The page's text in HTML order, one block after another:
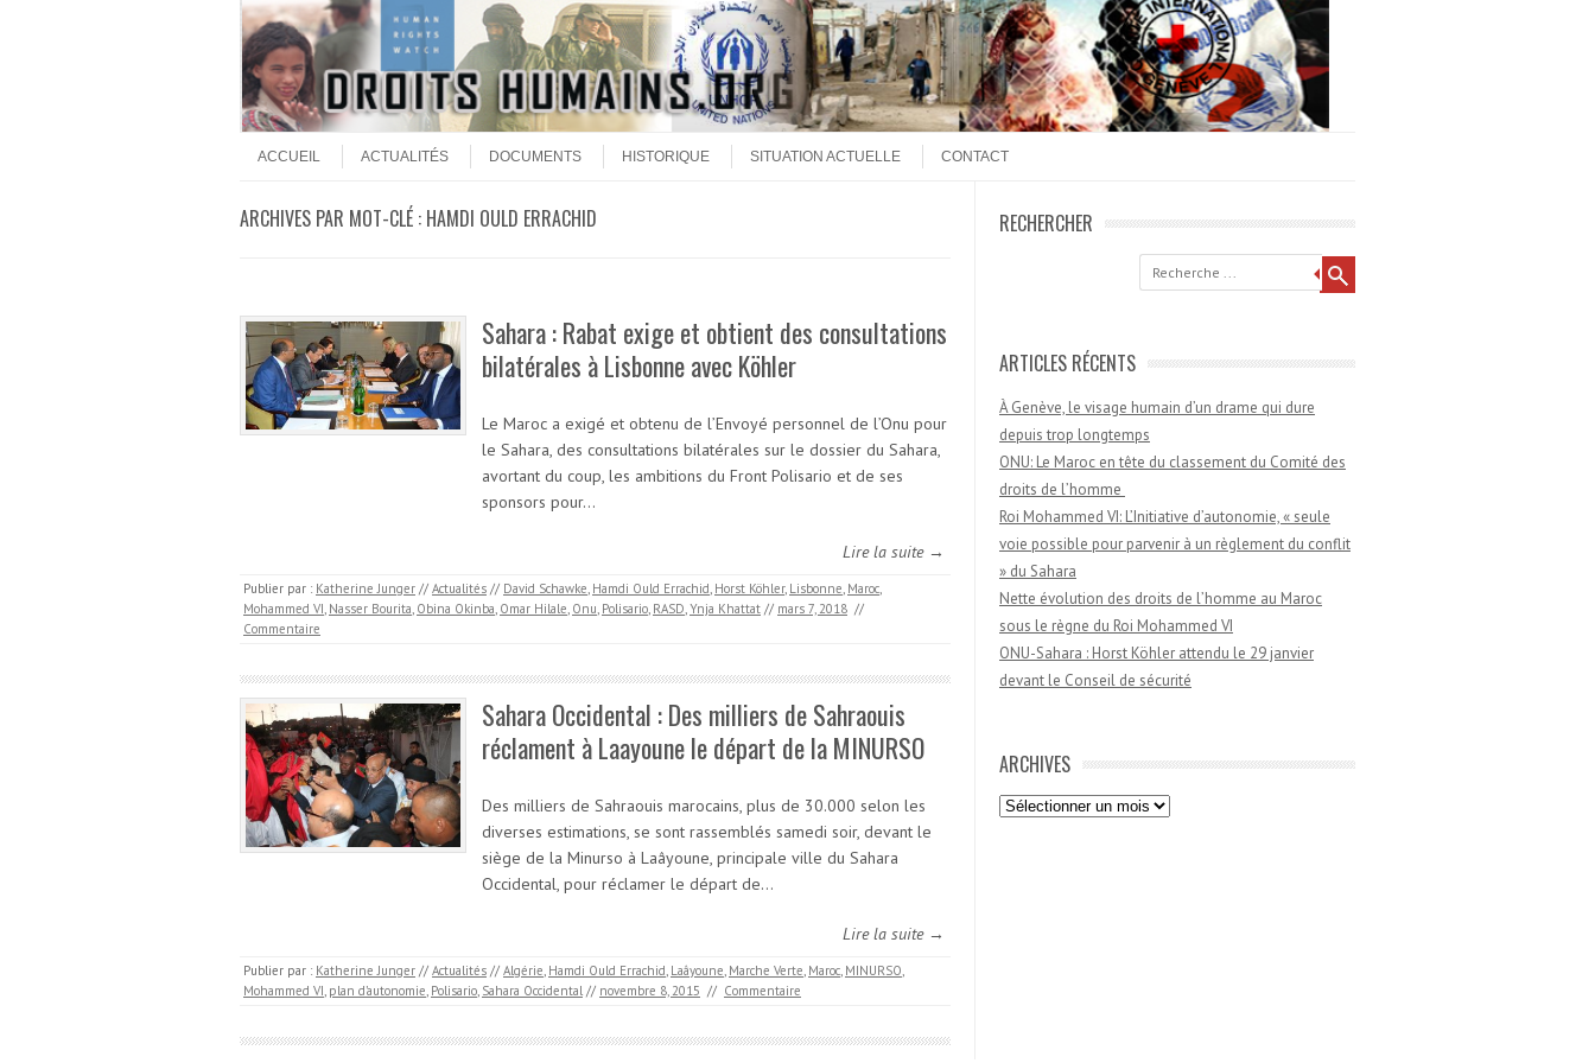
Menu
ACCUEIL
ACTUALITÉS DOCUMENTS HISTORIQUE SITUATION ACTUELLE CONTACT
ARCHIVES PAR MOT-CLÉ : HAMDI OULD ERRACHID
Sahara : Rabat exige et obtient des consultations
bilatérales à Lisbonne avec Köhler
Le Maroc a exigé et obtenu de l’Envoyé personnel de l’Onu pour
le Sahara, des consultations bilatérales sur le dossier du Sahara,
avortant du coup, les ambitions du Front Polisario et de ses
sponsors pour…
Lire la suite →
Publier par : Katherine Junger // Actualités // David Schawke, Hamdi Ould Errachid, Horst Köhler, Lisbonne, Maroc,
Mohammed VI, Nasser Bourita, Obina Okinba, Omar Hilale, Onu, Polisario, RASD,Ynja Khattat // mars 7, 2018 //
Commentaire
Sahara Occidental : Des milliers de Sahraouis
réclament à Laayoune le départ de la MINURSO
Des milliers de Sahraouis marocains, plus de 30.000 selon les
diverses estimations, se sont rassemblés samedi soir, devant le
siège de la Minurso à Laâyoune, principale ville du Sahara
Occidental, pour réclamer le départ de…
Lire la suite →
Publier par : Katherine Junger // Actualités // Algérie, Hamdi Ould Errachid, Laâyoune, Marche Verte, Maroc, MINURSO,
Mohammed VI, plan d’autonomie, Polisario, Sahara Occidental // novembre 8, 2015 // Commentaire
RECHERCHER
ARTICLES RÉCENTS
À Genève, le visage humain d’un drame qui dure
depuis trop longtemps
ONU: Le Maroc en tête du classement du Comité des
droits de l’homme
Roi Mohammed VI: L’Initiative d’autonomie, « seule
voie possible pour parvenir à un règlement du conflit
» du Sahara
Nette évolution des droits de l’homme au Maroc
sous le règne du Roi Mohammed VI
ONU-Sahara : Horst Köhler attendu le 29 janvier
devant le Conseil de sécurité
ARCHIVES
Archives